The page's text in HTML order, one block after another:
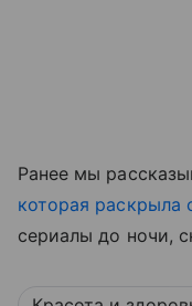
Ранее мы
которая раскрыла
сериалы до ночи,